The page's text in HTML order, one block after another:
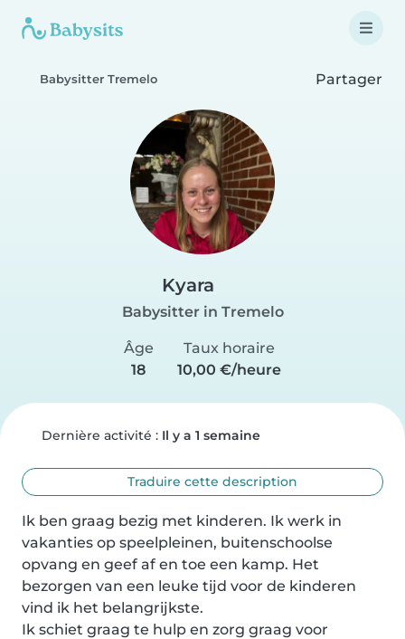
Babysitter Tremelo Partager
Kyara
Babysitter in Tremelo
Âge
18
Taux horaire
10,00 €/heure
Dernière activité : Il y a 1 semaine
Traduire cette description
Ik ben graag bezig met kinderen. Ik werk in
vakanties op speelpleinen, buitenschoolse
opvang en geef af en toe een kamp. Het
bezorgen van een leuke tijd voor de kinderen
vind ik het belangrijkste.
Ik schiet graag te hulp en zorg graag voor